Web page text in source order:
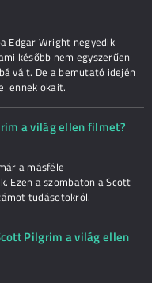
Edgar Wright negyedik
később nem egyszerűen
vált. De a bemutató idején
ennek okait.
a világ ellen filmet?
a másféle
Ezen a szombaton a Scott
tudásotokról.
Pilgrim a világ ellen